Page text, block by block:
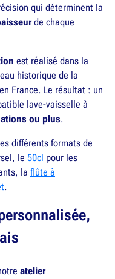
qui déterminent la
de chaque
est réalisé dans la
historique de la
France. Le résultat : un
lave-vaisselle à
ou plus.
différents formats de
le 50cl pour les
la flûte à
.
atelier